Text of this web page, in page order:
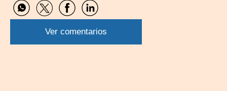
Compartir
por
WhatsApp
Compartir
por
Twitter
Compartir
por
Facebook
Compartir
por
Linkedin
Ver comentarios